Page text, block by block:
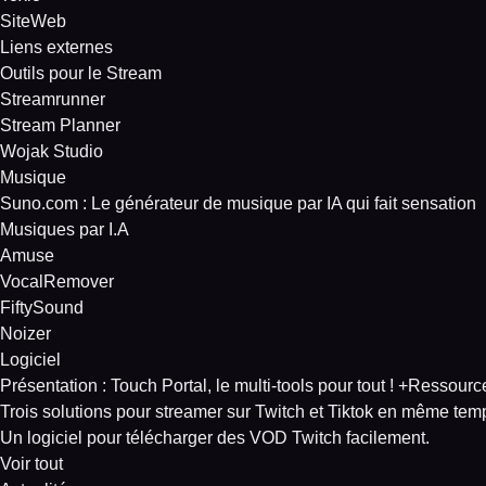
SiteWeb
Liens externes
Outils pour le Stream
Streamrunner
Stream Planner
Wojak Studio
Musique
Suno.com : Le générateur de musique par IA qui fait sensation
Musiques par I.A
Amuse
VocalRemover
FiftySound
Noizer
Logiciel
Présentation : Touch Portal, le multi-tools pour tout !
Trois solutions pour streamer sur Twitch et Tiktok en même
Un logiciel pour télécharger des VOD Twitch facilement.
Voir tout